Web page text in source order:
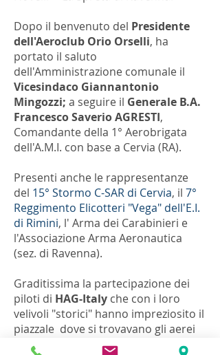
Dopo il benvenuto del Presidente
dell'Aeroclub Orio Orselli, ha
portato il saluto
dell'Amministrazione comunale il
Vicesindaco Giannantonio
Mingozzi; a seguire il Generale B.A.
Francesco Saverio AGRESTI,
Comandante della 1° Aerobrigata
dell'A.M.I. con base a Cervia (RA).
Presenti anche le rappresentanze
del 15° Stormo C-SAR di Cervia, il 7°
Reggimento Elicotteri "Vega" dell'E.I.
di Rimini, l' Arma dei Carabinieri e
l'Associazione Arma Aeronautica
(sez. di Ravenna).
Graditissima la partecipazione dei
piloti di HAG-Italy che con i loro
velivoli "storici" hanno impreziosito il
piazzale dove si trovavano gli aerei
dell'aeroclub e degli amici che sono